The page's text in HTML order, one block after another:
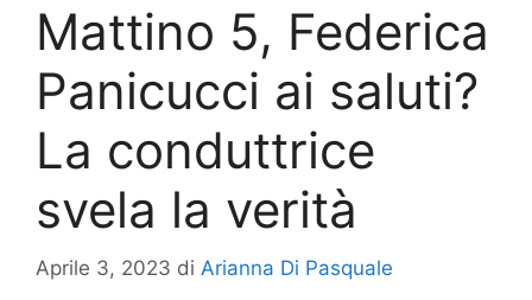
Mattino 5, Federica
Panicucci ai saluti?
La conduttrice
svela la verità
Aprile 3, 2023 di Arianna Di Pasquale